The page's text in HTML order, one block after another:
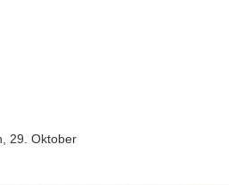
29. Oktober